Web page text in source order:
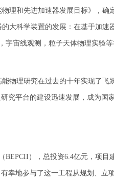
理和先进加速器发展目标》，确
大科学装置的发展：在基于加速
宇宙线观测，粒子天体物理实验
理研究在过去的十年实现了飞
究平台的建设迅速发展，成为国
），总投资6.4亿元，项目
幸地参与了这一工程从规划、立